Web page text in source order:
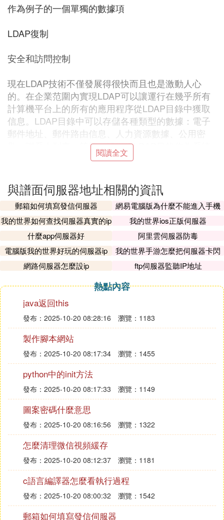
作為例子的一個單獨的數據項
LDAP復制
安全和訪問控制
現在LDAP技術不僅發展得很快而且也是激動人心
的。在企業范圍內實現LDAP可以讓運行在幾乎所有
計算機平台上的所有的應用程序從LDAP目錄中獲取
信息。LDAP目錄中可以存儲各種類型的數據：電子
郵件地址、郵件路由信息、人力資源數據、公用密
匙、聯系人列表，等等。通過把LDAP目錄作為系統
集成中的一個重要環節，可以簡化員工在企業內部查
地方。如果Oracle、Sybase、Informix或Microsoft
l資料庫中已經存儲了類似的數據，那麼LDAP和這些
資料庫到底有什麼不同呢？是什麼讓它更具優勢？請
繼續讀下去吧！
什麼是LDAP?
LDAP的英文全稱是Lightweight Directory Access Pro
tocol，一般都簡稱為LDAP。它是基於X.500標準
的，但是簡單多了並且可以根據需要定製。與X.500
不同，LDAP支持TCP/IP，這對訪問Internet是必須
的。LDAP的核心規范在RFC中都有定義，所有與LD
AP相關的RFC都可以在LDAPman RFC網頁中找到。
怎麼使用LDAP這個術語呢？
在日常交談中，你可能會聽到有些人這么說：「我們
要把那些東西存在LDAP中嗎？」，或者「從LDAP資
料庫中取出那些數據！」，又或者「我們怎麼把LDA
P和關系型資料庫集成在一起？」。嚴格地說，LDAP
根本不是資料庫而是用來訪問存儲在信息目錄（也就
是LDAP目錄）中的信息的協議。更為確切和正式的
說法應該是象這樣的：「通過使用LDAP，可以在信
息目錄的正確位置讀取（或存儲）數據」。但是，也
沒有必要吹毛求疵，盡管表達得不夠准確，我們也都
知道對方在說什麼。
LDAP目錄是資料庫嗎？
就象Sybase、Oracle、Informix或Microsoft的資料庫
閱讀全文
與譜面伺服器地址相關的資訊
郵箱如何填寫發信伺服器
網易電腦版為什麼不能進入手機
伺服器
我的世界如何查找伺服器真實的ip
我的世界ios正版伺服器
什麼app伺服器好
阿里雲伺服器防毒
電腦版我的世界好玩的伺服器ip
我的世界手游怎麼把伺服器卡閃
退
網路伺服器怎麼設ip ftp伺服器監聽IP地址
熱點內容
java返回this
發布：2025-10-20 08:28:16 瀏覽：1183
製作腳本網站
發布：2025-10-20 08:17:34 瀏覽：1455
python中的init方法
發布：2025-10-20 08:17:33 瀏覽：1149
圖案密碼什麼意思
發布：2025-10-20 08:16:56 瀏覽：1322
怎麼清理微信視頻緩存
發布：2025-10-20 08:12:37 瀏覽：1181
c語言編譯器怎麼看執行過程
發布：2025-10-20 08:00:32 瀏覽：1542
郵箱如何填寫發信伺服器